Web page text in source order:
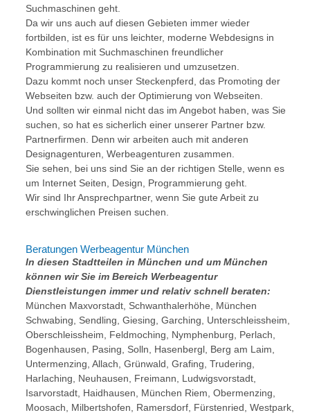
Suchmaschinen geht.
Da wir uns auch auf diesen Gebieten immer wieder
fortbilden, ist es für uns leichter, moderne Webdesigns in
Kombination mit Suchmaschinen freundlicher
Programmierung zu realisieren und umzusetzen.
Dazu kommt noch unser Steckenpferd, das Promoting der
Webseiten bzw. auch der Optimierung von Webseiten.
Und sollten wir einmal nicht das im Angebot haben, was Sie
suchen, so hat es sicherlich einer unserer Partner bzw.
Partnerfirmen. Denn wir arbeiten auch mit anderen
Designagenturen, Werbeagenturen zusammen.
Sie sehen, bei uns sind Sie an der richtigen Stelle, wenn es
um Internet Seiten, Design, Programmierung geht.
Wir sind Ihr Ansprechpartner, wenn Sie gute Arbeit zu
erschwinglichen Preisen suchen.
Beratungen Werbeagentur München
In diesen Stadtteilen in München und um München
können wir Sie im Bereich Werbeagentur
Dienstleistungen immer und relativ schnell beraten:
München Maxvorstadt, Schwanthalerhöhe, München
Schwabing, Sendling, Giesing, Garching, Unterschleissheim,
Oberschleissheim, Feldmoching, Nymphenburg, Perlach,
Bogenhausen, Pasing, Solln, Hasenbergl, Berg am Laim,
Untermenzing, Allach, Grünwald, Grafing, Trudering,
Harlaching, Neuhausen, Freimann, Ludwigsvorstadt,
Isarvorstadt, Haidhausen, München Riem, Obermenzing,
Moosach, Milbertshofen, Ramersdorf, Fürstenried, Westpark,